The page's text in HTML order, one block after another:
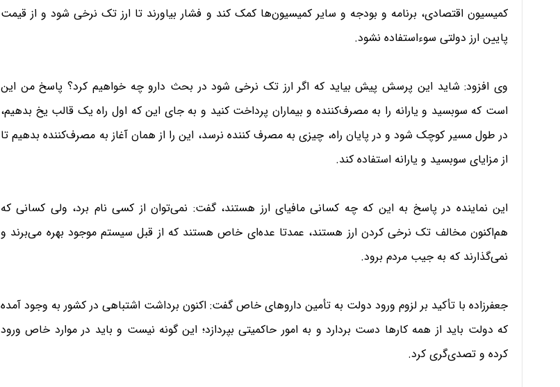
کمیسیون اقتصادی، برنامه و بودجه و سایر کمیسیون‌ها کمک کند و فشار بیاورند تا ارز تک نرخی شود و از قیمت
پایین ارز دولتی سوء‌استفاده نشود.
وی افزود: شاید این پرسش پیش بیاید که اگر ارز تک نرخی شود در بحث دارو چه خواهیم کرد؟ پاسخ من این
است که سوبسید و یارانه را به مصرف‌کننده و بیماران پرداخت کنید و به جای این که اول راه یک قالب یخ بدهیم،
در طول مسیر کوچک شود و در پایان راه، چیزی به مصرف کننده نرسد، این را از‌‌ همان آغاز به مصرف‌کننده بدهیم تا
از مزایای سوبسید و یارانه استفاده کند.
این نماینده در پاسخ به این که چه کسانی مافیای ارز هستند، گفت: نمی‌توان از کسی نام برد، ولی کسانی که
هم‌اکنون مخالف تک نرخی کردن ارز هستند، عمدتا عده‌ای خاص هستند که از قبل سیستم موجود بهره می‌برند و
نمی‌گذارند که به جیب مردم برود.
جعفر‌زاده با تأکید بر لزوم ورود دولت به تأمین داروهای خاص گفت: اکنون برداشت اشتباهی در کشور به وجود آمده
که دولت باید از همه کار‌ها دست بردارد و به امور حاکمیتی بپردازد؛ این گونه نیست و باید در موارد خاص ورود
کرده و تصدی‌گری کرد.